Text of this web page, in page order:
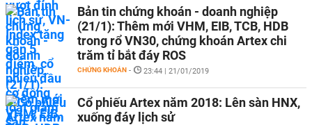
Bản tin chứng khoán - doanh nghiệp
(21/1): Thêm mới VHM, EIB, TCB, HDB
trong rổ VN30, chứng khoán Artex chi
trăm tỉ bắt đáy ROS
CHỨNG KHOÁN - 23:44 | 21/01/2019
Cổ phiếu Artex năm 2018: Lên sàn HNX,
xuống đáy lịch sử